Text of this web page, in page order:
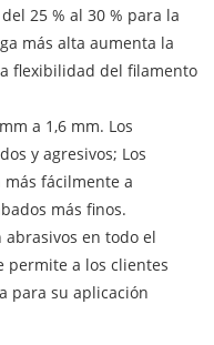
25 % al 30 % para la
más alta aumenta la
flexibilidad del filamento
a 1,6 mm. Los
y agresivos; Los
fácilmente a
más finos.
en todo el
permite a los clientes
para su aplicación